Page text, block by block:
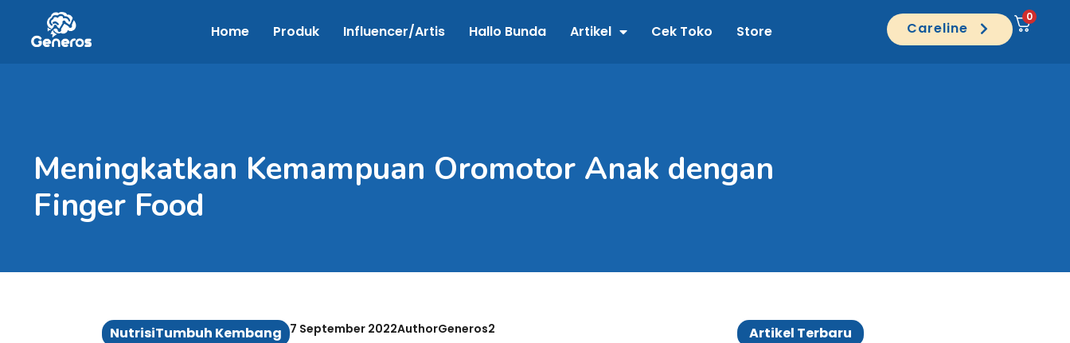
Home Produk Influencer/Artis Hallo Bunda Artikel Cek Toko Store Careline
0
Meningkatkan Kemampuan Oromotor Anak dengan
Finger Food
NutrisiTumbuh Kembang 7 September 2022AuthorGeneros2
Artikel Terbaru